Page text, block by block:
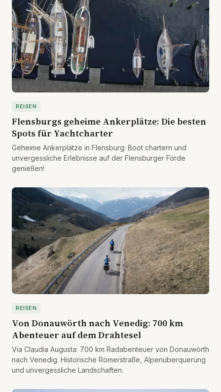
REISEN
Flensburgs geheime Ankerplätze: Die besten
Spots für Yachtcharter
Geheime Ankerplätze in Flensburg: Boot chartern und
unvergessliche Erlebnisse auf der Flensburger Förde
genießen!
REISEN
Von Donauwörth nach Venedig: 700 km
Abenteuer auf dem Drahtesel
Via Claudia Augusta: 700 km Radabenteuer von Donauwörth
nach Venedig. Historische Römerstraße, Alpenüberquerung
und unvergessliche Landschaften.